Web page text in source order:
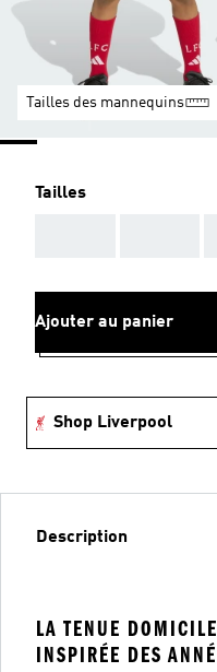
Tailles des mannequins
Tailles
Ajouter au panier
Shop Liverpool
Description
LA TENUE
INSPIRÉE DES